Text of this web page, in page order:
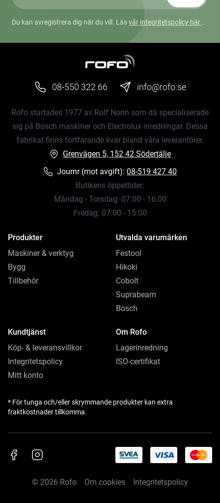
Du kan avregistrera dig när du vill. Läsvår integritetspolicy här .
08-550 322 66 info@rofo.se
Rofo startades 1977 av Rolf Norin som då specialiserade
sig på Bosch maskiner och Electrolux inredningar. Dessa
fabrikat finns fortfarande kvar bland våra leverantörer.
Grenvägen 5, 152 42 Södertälje
Journr (mot avgift): 08-519 427 40
Butikens öppettider:
Måndag - Torsdag: 07:00 - 16:00
Fredag: 07:00 - 15:00
Produkter
Maskiner & verktyg
Bygg
Tillbehör
Utvalda varumärken
Festool
Hikoki
Cobolt
Suprabeam
Bosch
Kundtjänst
Köp- & leveransvillkor
Integritetspolicy
Mitt konto
Om Rofo
Lagerinredning
ISO-certifikat
* För tunga och/eller skrymmande produkter kan extra
fraktkostnader tillkomma.
© 2026 Rofo Om cookies Integritetspolicy